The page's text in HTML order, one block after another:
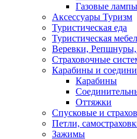
Газовые лампы
Аксессуары Туризм
Туристическая еда
Туристическая
Веревки,
Страховочные
Карабины и
Карабины
Оттяжки
Спусковые и
Петли,
Зажимы